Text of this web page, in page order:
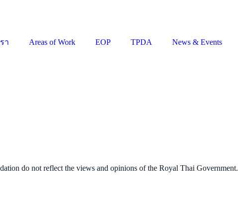
า Areas of Work EOP TPDA News & Events
do not reflect the views and opinions of the Royal Thai Government.